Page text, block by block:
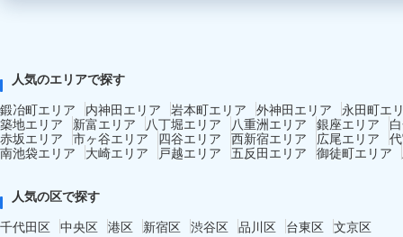
人気のエリアで探す
鍛冶町エリア
内神田エリア 岩本町エリア 外神田エリア
永田町エ
築地エリア
新富エリア 八丁堀エリア 八重洲エリア 銀座エリア
赤坂エリア 市ヶ谷エリア 四谷エリア 西新宿エリア 広尾エリア
南池袋エリア
大崎エリア 戸越エリア 五反田エリア 御徒町エリア
人気の区で探す
千代田区 中央区 港区 新宿区 渋谷区 品川区 台東区 文京区